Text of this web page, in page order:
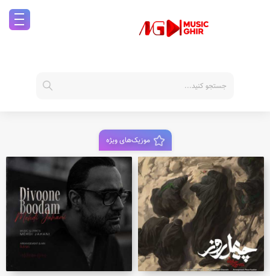
موزیک‌های ویژه